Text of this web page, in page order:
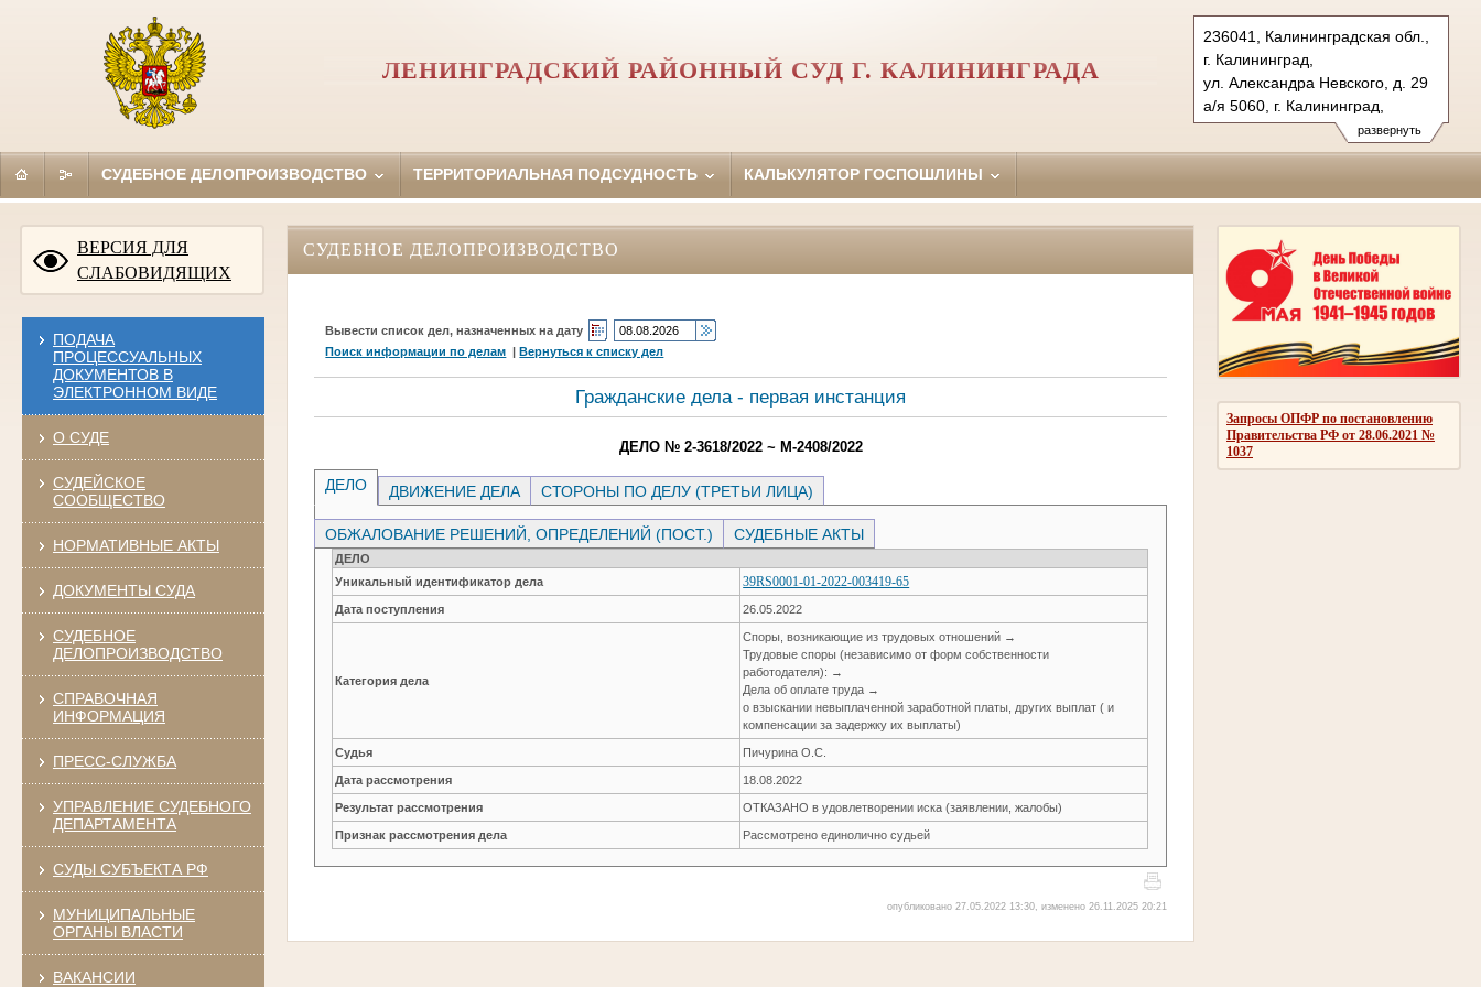
развернуть
236041, Калининградская обл.,
г. Калининград,
ул. Александра Невского, д. 29
а/я 5060, г. Калининград,
236035 (почт.)
Тел.: (4012) 53-13-75, 51-27-15
leningradsky.kln@sudrf.ru
ЛЕНИНГРАДСКИЙ РАЙОННЫЙ СУД Г. КАЛИНИНГРАДА
СУДЕБНОЕ ДЕЛОПРОИЗВОДСТВО ТЕРРИТОРИАЛЬНАЯ ПОДСУДНОСТЬ КАЛЬКУЛЯТОР ГОСПОШЛИНЫ
ВЕРСИЯ ДЛЯ
СЛАБОВИДЯЩИХ
ПОДАЧА
ПРОЦЕССУАЛЬНЫХ
ДОКУМЕНТОВ В
ЭЛЕКТРОННОМ ВИДЕ
О СУДЕ
СУДЕЙСКОЕ
СООБЩЕСТВО
НОРМАТИВНЫЕ АКТЫ
ДОКУМЕНТЫ СУДА
СУДЕБНОЕ
ДЕЛОПРОИЗВОДСТВО
СПРАВОЧНАЯ
ИНФОРМАЦИЯ
ПРЕСС-СЛУЖБА
УПРАВЛЕНИЕ СУДЕБНОГО
ДЕПАРТАМЕНТА
СУДЫ СУБЪЕКТА РФ
МУНИЦИПАЛЬНЫЕ
ОРГАНЫ ВЛАСТИ
ВАКАНСИИ
Запросы ОПФР по постановлению
Правительства РФ от 28.06.2021 №
1037
СУДЕБНОЕ ДЕЛОПРОИЗВОДСТВО
Вывести список дел, назначенных на дату
Поиск информации по делам |Вернуться к списку дел
Гражданские дела - первая инстанция
ДЕЛО № 2-3618/2022 ~ М-2408/2022
ДЕЛО ДВИЖЕНИЕ ДЕЛА СТОРОНЫ ПО ДЕЛУ (ТРЕТЬИ ЛИЦА)
ОБЖАЛОВАНИЕ РЕШЕНИЙ, ОПРЕДЕЛЕНИЙ (ПОСТ.) СУДЕБНЫЕ АКТЫ
ДЕЛО
Уникальный идентификатор дела
39RS0001-01-2022-003419-65
Дата поступления 26.05.2022
Категория дела
Споры, возникающие из трудовых отношений →
Трудовые споры (независимо от форм собственности
работодателя): →
Дела об оплате труда →
о взыскании невыплаченной заработной платы, других выплат ( и
компенсации за задержку их выплаты)
Судья Пичурина О.С.
Дата рассмотрения 18.08.2022
Результат рассмотрения ОТКАЗАНО в удовлетворении иска (заявлении, жалобы)
Признак рассмотрения дела Рассмотрено единолично судьей
опубликовано 27.05.2022 13:30, изменено 26.11.2025 20:21